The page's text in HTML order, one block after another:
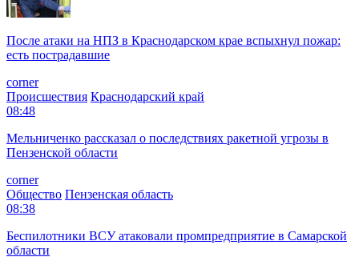
После атаки на НПЗ в Краснодарском крае вспыхнул пожар:
есть пострадавшие
corner
Происшествия Краснодарский край
08:48
Мельниченко рассказал о последствиях ракетной угрозы в
Пензенской области
corner
Общество Пензенская область
08:38
Беспилотники ВСУ атаковали промпредприятие в Самарской
области